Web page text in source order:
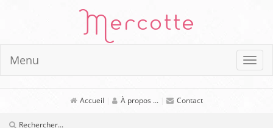
Mercotte
Menu
Accueil À propos ... Contact